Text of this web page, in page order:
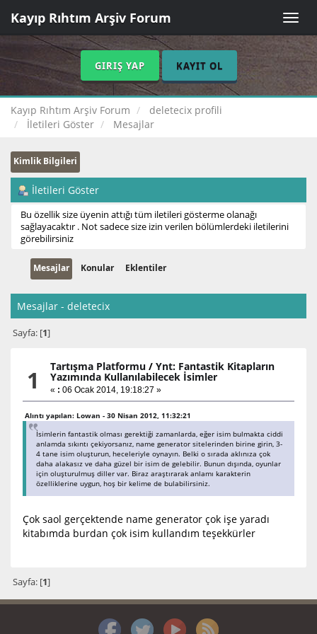
Toggle
Kayıp Rıhtım Arşiv Forum
GIRIŞ YAP KAYIT OL
Kayıp Rıhtım Arşiv Forum
deletecix profili
İletileri Göster
Mesajlar
Kimlik Bilgileri
İletileri Göster
Bu özellik size üyenin attığı tüm iletileri gösterme olanağı
sağlayacaktır . Not sadece size izin verilen bölümlerdeki iletilerini
görebilirsiniz
Mesajlar Konular Eklentiler
Mesajlar - deletecix
Sayfa: [1]
1 Tartışma Platformu /Ynt: Fantastik Kitapların
Yazımında Kullanılabilecek İsimler
« : 06 Ocak 2014, 19:18:27 »
Alıntı yapılan: Lowan - 30 Nisan 2012, 11:32:21
İsimlerin fantastik olması gerektiği zamanlarda, eğer isim bulmakta ciddi
anlamda sıkıntı çekiyorsanız, name generator sitelerinden birine girin, 3-
4 tane isim oluşturun, heceleriyle oynayın. Belki o sırada aklınıza çok
daha alakasız ve daha güzel bir isim de gelebilir. Bunun dışında, oyunlar
için oluşturulmuş diller var. Biraz araştırarak anlamı karakterin
özelliklerine uygun, hoş bir kelime de bulabilirsiniz.
Çok saol gerçektende name generator çok işe yaradı
kitabımda burdan çok isim kullandım teşekkürler
Sayfa: [1]